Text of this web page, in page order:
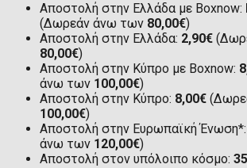
Αποστολή στην Ελλάδα με Boxnow:
(Δωρεάν άνω των 80,00€)
Αποστολή στην Ελλάδα: 2,90€
80,00€)
Αποστολή στην Κύπρο με Boxnow:
άνω των 100,00€)
Αποστολή στην Κύπρο: 8,00€
100,00€)
Αποστολή στην Ευρωπαϊκή Ένωση*:
άνω των 120,00€)
Αποστολή στον υπόλοιπο κόσμο: